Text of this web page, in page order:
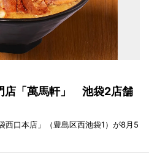
店「萬馬軒」 池袋2店舗
西口本店」（豊島区西池袋1）が8月5